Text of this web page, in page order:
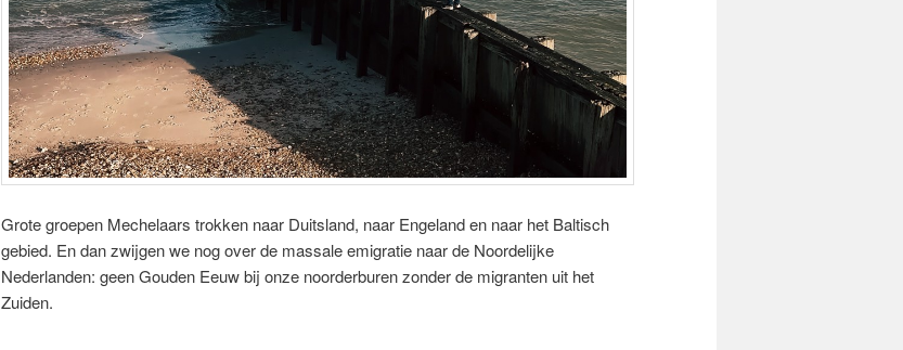
Grote groepen Mechelaars trokken naar Duitsland, naar Engeland en naar het Baltisch
gebied. En dan zwijgen we nog over de massale emigratie naar de Noordelijke
Nederlanden: geen Gouden Eeuw bij onze noorderburen zonder de migranten uit het
Zuiden.